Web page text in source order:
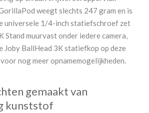
weegt slechts 247 gram en is
universele 1/4-inch statiefschroef zet
Stand muurvast onder iedere camera,
Joby BallHead 3K statiefkop op deze
nog meer opnamemogelijkheden.
gemaakt van
kunststof